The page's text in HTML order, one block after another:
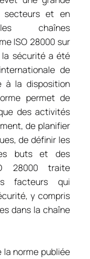
secteurs et en
chaînes
ISO 28000 sur
sécurité a été
de
à la disposition
permet de
des activités
de planifier
de définir les
buts et des
28000 traite
facteurs qui
y compris
dans la chaîne
la norme publiée